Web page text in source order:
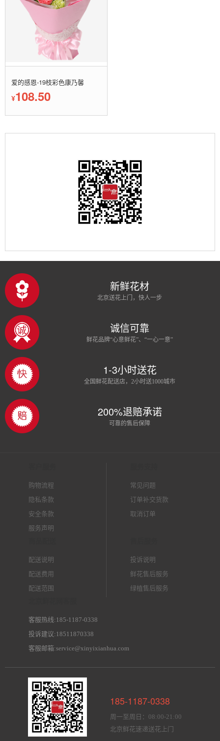
爱的感恩-19枝彩色康乃馨
¥108.50
新鲜花材
北京送花上门，快人一步
诚信可靠
鲜花品牌“心意鲜花”、“一心一意”
1-3小时送花
全国鲜花配送店，2小时送1000城市
200%退赔承诺
可靠的售后保障
购物流程
隐私条款
安全条款
服务声明
常见问题
订单补交货款
取消订单
配送说明
配送费用
配送范围
投诉说明
鲜花售后服务
绿植售后服务
客服热线:185-1187-0338
投诉建议:18511870338
客服邮箱:service@xinyixianhua.com
185-1187-0338
周一至周日：08:00-21:00
北京鲜花速递送花上门